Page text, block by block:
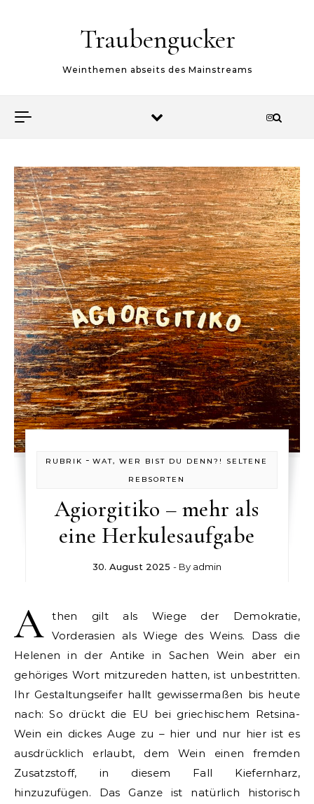
Traubengucker
Weinthemen abseits des Mainstreams
RUBRIK -WAT, WER BIST DU DENN?! SELTENE
REBSORTEN
Agiorgitiko – mehr als
eine Herkulesaufgabe
30. August 2025 - By admin
A
then gilt als Wiege der Demokratie,
Vorderasien als Wiege des Weins. Dass die
Helenen in der Antike in Sachen Wein aber ein
gehöriges Wort mitzureden hatten, ist unbestritten.
Ihr Gestaltungseifer hallt gewissermaßen bis heute
nach: So drückt die EU bei griechischem Retsina-
Wein ein dickes Auge zu – hier und nur hier ist es
ausdrücklich erlaubt, dem Wein einen fremden
Zusatzstoff, in diesem Fall Kiefernharz,
hinzuzufügen. Das Ganze ist natürlich historisch